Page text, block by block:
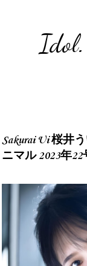
Idol.
Sakurai Ui 桜井
ニマル 2023年22